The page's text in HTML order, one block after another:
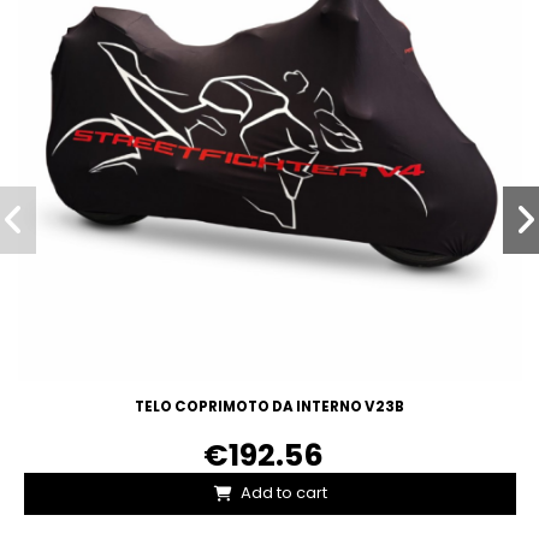
TELO COPRIMOTO DA INTERNO V23B
€192.56
Add to cart